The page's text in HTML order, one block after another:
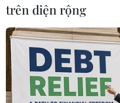
trên diện rộng